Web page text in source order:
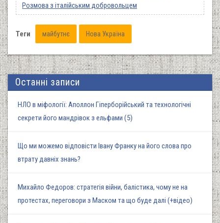
Розмова з італійським добровольцем
Теги майбутнє Нова Україна
Останні записи
НЛО в міфології: Аполлон Гіперборійський та технологічні
секрети його мандрівок з ельфами (5)
Що ми можемо відповісти Івану Франку на його слова про
втрату давніх знань?
Михайло Федоров: стратегія війни, балістика, чому не на
протестах, переговори з Маском та що буде далі (+відео)